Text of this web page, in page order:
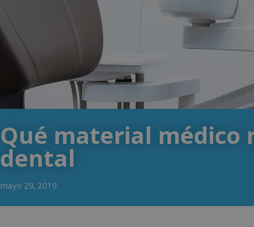
Qué material médico
dental
mayo 29, 2019